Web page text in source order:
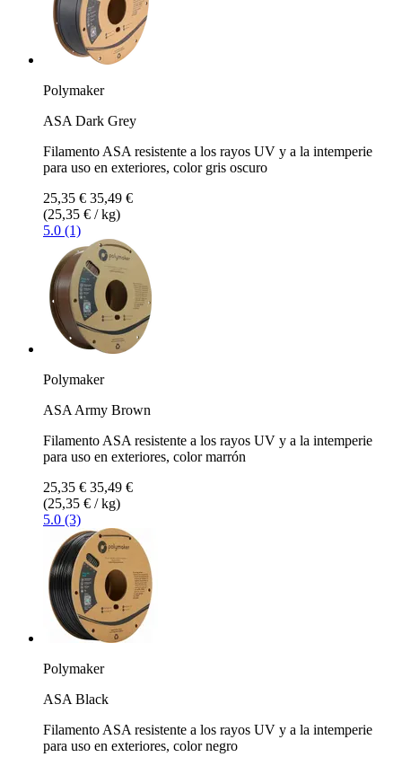
Polymaker
ASA Dark Grey
Filamento ASA resistente a los rayos UV y a la intemperie
para uso en exteriores, color gris oscuro
25,35 € 35,49 €
(25,35 € / kg)
5.0 (1)
Polymaker
ASA Army Brown
Filamento ASA resistente a los rayos UV y a la intemperie
para uso en exteriores, color marrón
25,35 € 35,49 €
(25,35 € / kg)
5.0 (3)
Polymaker
ASA Black
Filamento ASA resistente a los rayos UV y a la intemperie
para uso en exteriores, color negro